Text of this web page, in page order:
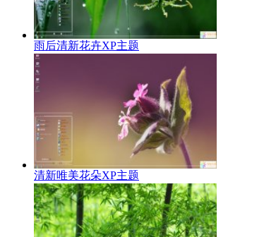
雨后清新花卉XP主题
清新唯美花朵XP主题